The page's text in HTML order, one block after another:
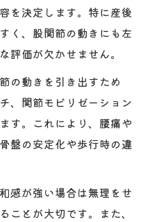
を決定します。特に産後
く、股関節の動きにも左
評価が欠かせません。
の動きを引き出すため
、関節モビリゼーション
す。これにより、腰痛や
盤の安定化や歩行時の違
感が強い場合は無理をせ
ことが大切です。また、